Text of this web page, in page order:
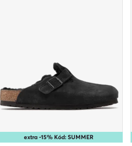
extra -15% Kód: SUMMER